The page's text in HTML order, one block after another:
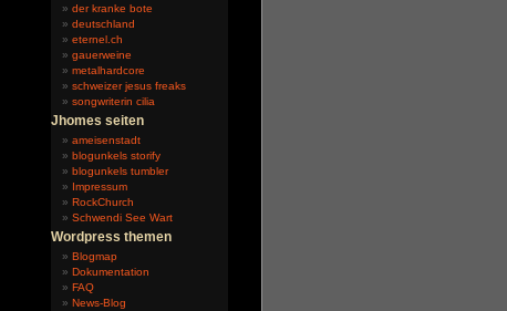
der kranke bote
deutschland
eternel.ch
gauerweine
metalhardcore
schweizer jesus freaks
songwriterin cilia
Jhomes seiten
ameisenstadt
blogunkels storify
blogunkels tumbler
Impressum
RockChurch
Schwendi See Wart
Wordpress themen
Blogmap
Dokumentation
FAQ
News-Blog